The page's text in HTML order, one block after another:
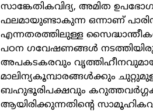
സാങ്കേതികവിദ്യ, അമിത
ഫലമായുണ്ടാകുന്ന ഒന്നാണ്
എന്നതരത്തിലുള്ള
പഠന ഗവേഷണങ്ങൾ
അപകടകരവും
മാലിന്യകൂമ്പാരങ്ങൾക്കും
ബഹുഭൂരിപക്ഷവും
ആയിരിക്കുന്നതിന്റെ